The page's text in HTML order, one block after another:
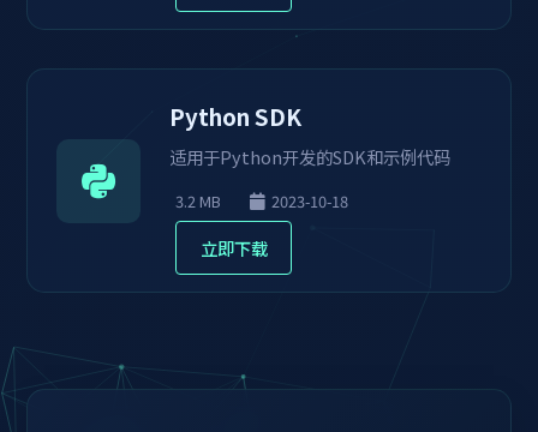
Python SDK
适用于Python开发的SDK和示例代码
3.2 MB 2023-10-18
立即下载